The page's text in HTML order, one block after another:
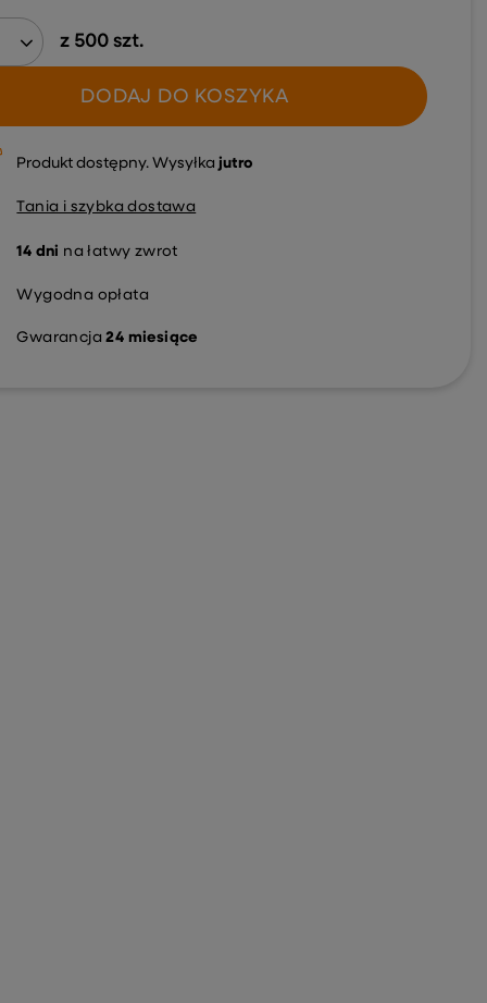
z 500szt.
DODAJ DO KOSZYKA
Produkt dostępny Wysyłka jutro
Tania i szybka dostawa
14 dni na łatwy zwrot
Wygodna opłata
Gwarancja 24 miesiące